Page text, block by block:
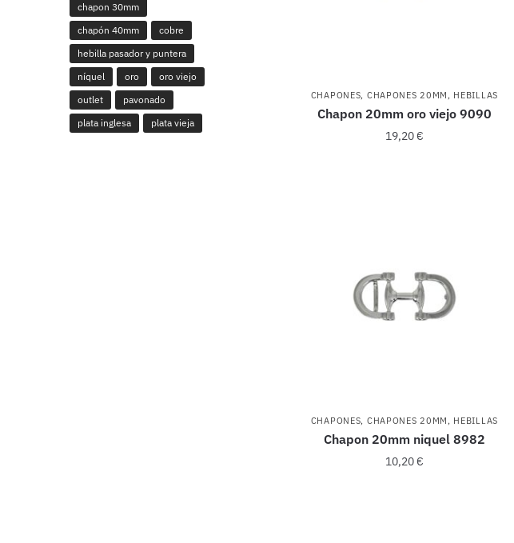
CHAPONES, CHAPONES 20MM , HEBILLAS
Chapon 20mm oro viejo 9090
19,20€
CHAPONES, CHAPONES 20MM , HEBILLAS
Chapon 20mm niquel 8982
10,20€
chapon 30mm
chapón 40mm
cobre
hebilla pasador y puntera
níquel
oro
oro viejo
outlet
pavonado
plata inglesa
plata vieja